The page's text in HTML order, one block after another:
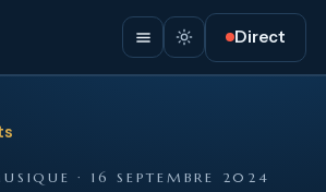
Direct
· 16 SEPTEMBRE 2024